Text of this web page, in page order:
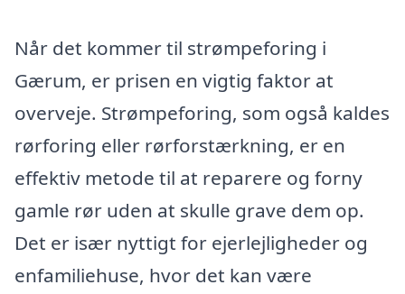
Når det kommer til strømpeforing i
Gærum, er prisen en vigtig faktor at
overveje. Strømpeforing, som også kaldes
rørforing eller rørforstærkning, er en
effektiv metode til at reparere og forny
gamle rør uden at skulle grave dem op.
Det er især nyttigt for ejerlejligheder og
enfamiliehuse, hvor det kan være